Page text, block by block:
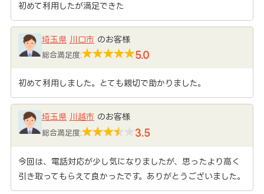
初めて利用したが満足できた
埼玉県 川口市 のお客様
総合満足度: 5.0
初めて利用しました。とても親切で助かりました。
埼玉県 川越市 のお客様
総合満足度: 3.5
今回は、電話対応が少し気になりましたが、思ったより高く
引き取ってもらえて良かったです。ありがとうございました。